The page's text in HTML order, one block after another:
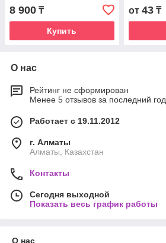
8 900 ₸
Купить
от 43₸
О нас
Рейтинг не сформирован
Менее 5 отзывов за последний год
Работает с 19.11.2012
г. Алматы
Алматы, Казахстан
Контакты
Сегодня выходной
Показать весь график работы
О нас